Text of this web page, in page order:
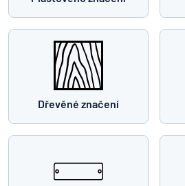
Dřevěné značení